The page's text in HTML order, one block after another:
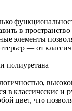
в
элементы
— от
полиуретана
в классические и
цвет, что